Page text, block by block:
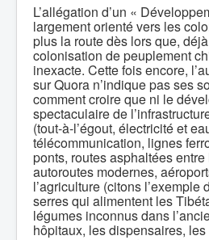
L’allégation d’un «
largement orienté vers les
plus la route dès lors que,
colonisation de peuplement
inexacte. Cette fois encore,
sur Quora n’indique pas ses
comment croire que ni le
spectaculaire de
(tout-à-l’égout, électricité et
télécommunication, lignes
ponts, routes asphaltées
autoroutes modernes,
l’agriculture (citons l’exemple
serres qui alimentent les
légumes inconnus dans
hôpitaux, les dispensaires,